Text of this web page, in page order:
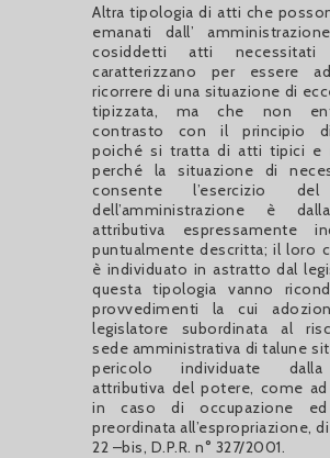
Altra tipologia di atti che
emanati dall’
cosiddetti atti
caratterizzano per essere
ricorrere di una situazione di
tipizzata, ma che non
contrasto con il principio
poiché si tratta di atti tipici e
perché la situazione di
consente l’esercizio
dell’amministrazione è
attributiva espressamente
puntualmente descritta; il loro
è individuato in astratto dal
questa tipologia vanno
provvedimenti la cui
legislatore subordinata al
sede amministrativa di talune
pericolo individuate
attributiva del potere, come
in caso di occupazione ed
preordinata all’espropriazione, di
22 –bis, D.P.R. n° 327/2001.